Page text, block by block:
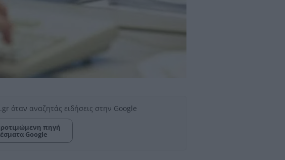
όταν αναζητάς ειδήσεις στην Google
πηγή
Google